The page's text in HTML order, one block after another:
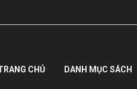
CHỦ DANH MỤC SÁCH